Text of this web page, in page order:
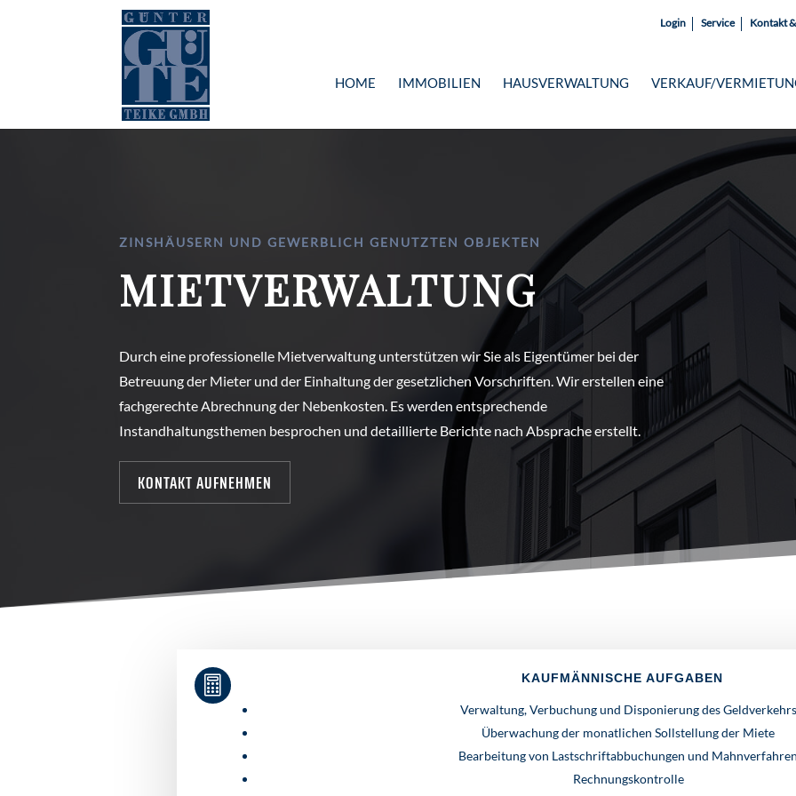
Login Service Kontakt
HOME IMMOBILIEN HAUSVERWALTUNG VERKAUF/
ZINSHÄUSERN UND GEWERBLICH GENUTZTEN OBJEKTEN
MIETVERWALTUNG
Durch eine professionelle Mietverwaltung unterstützen wir Sie als Eigentümer bei der
Betreuung der Mieter und der Einhaltung der gesetzlichen Vorschriften. Wir erstellen eine
fachgerechte Abrechnung der Nebenkosten. Es werden entsprechende
Instandhaltungsthemen besprochen und detaillierte Berichte nach Absprache erstellt.
KONTAKT AUFNEHMEN
 KAUFMÄNNISCHE AUFGABEN
Verwaltung, Verbuchung und Disponierung des Geldverkehrs
Überwachung der monatlichen Sollstellung der Miete
Bearbeitung von Lastschriftabbuchungen und
Rechnungskontrolle